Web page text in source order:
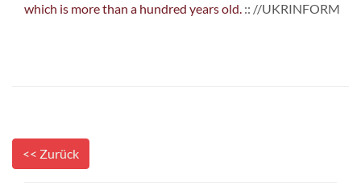
which is more than a hundred years old. :: //UKRINFORM
<< Zurück